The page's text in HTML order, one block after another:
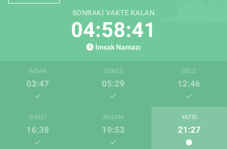
SONRAKI VAKTE KALAN
04:58:40
İmsak Namazı
İMSAK
03:47
GÜNEŞ
05:29
ÖĞLE
12:46
İKINDI
16:38
AKŞAM
19:53
YATSI
21:27